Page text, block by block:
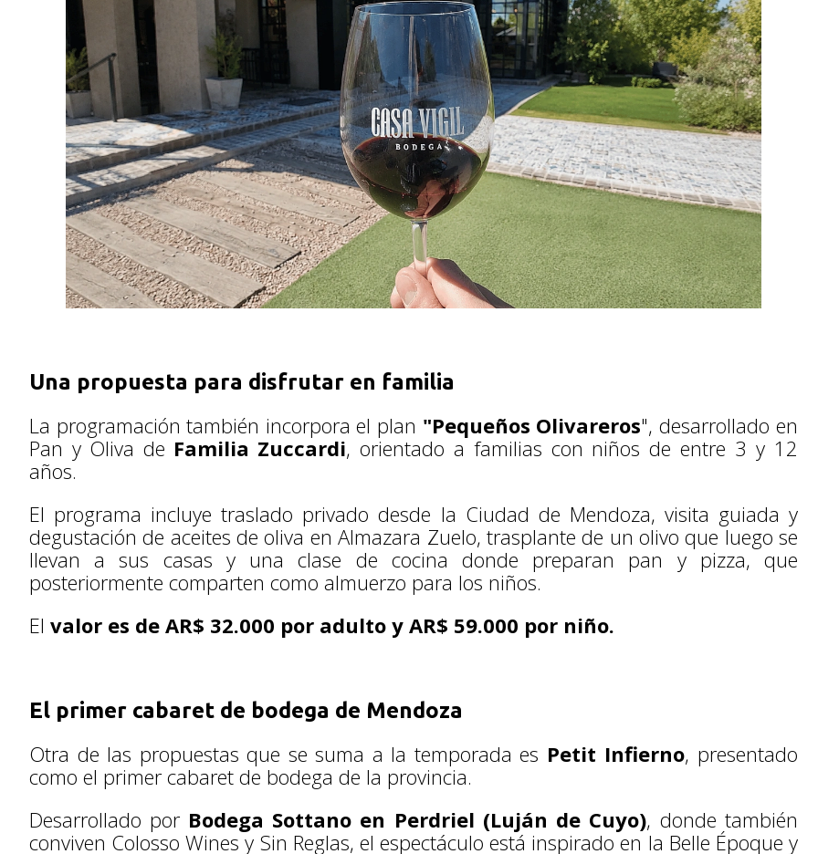
Una propuesta para disfrutar en familia
La programación también incorpora el plan "Pequeños Olivareros", desarrollado en
Pan y Oliva de Familia Zuccardi, orientado a familias con niños de entre 3 y 12
años.
El programa incluye traslado privado desde la Ciudad de Mendoza, visita guiada y
degustación de aceites de oliva en Almazara Zuelo, trasplante de un olivo que luego se
llevan a sus casas y una clase de cocina donde preparan pan y pizza, que
posteriormente comparten como almuerzo para los niños.
El valor es de AR$ 32.000 por adulto y AR$ 59.000 por niño.
El primer cabaret de bodega de Mendoza
Otra de las propuestas que se suma a la temporada es Petit Infierno, presentado
como el primer cabaret de bodega de la provincia.
Desarrollado por Bodega Sottano en Perdriel (Luján de Cuyo), donde también
conviven Colosso Wines y Sin Reglas, el espectáculo está inspirado en la Belle Époque y